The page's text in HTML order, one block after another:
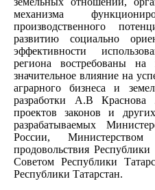
механизма
производственного
развитию социально
эффективности
региона востребованы на
значительное влияние на
аграрного бизнеса и
разработки А.В
проектов законов и
разрабатываемых
России,
продовольствия
Советом Республики
Республики Татарстан.